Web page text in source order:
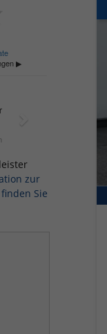
zur
Sie